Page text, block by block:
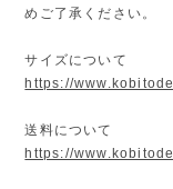
めご了承ください。
サイズについて
https://
送料について
https://